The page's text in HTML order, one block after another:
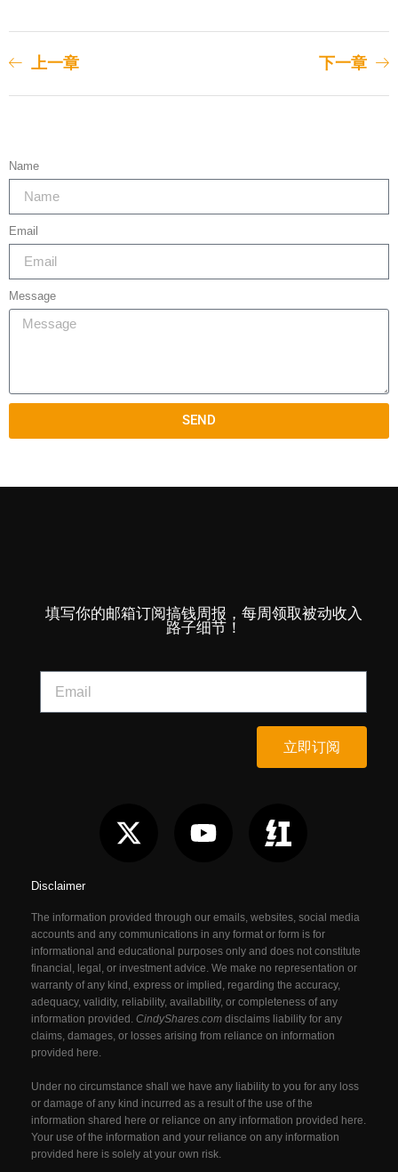
上一章 下一章
Name
Email
Message
SEND
Disclaimer
The information provided through our emails, websites, social media
accounts and any communications in any format or form is for
informational and educational purposes only and does not constitute
financial, legal, or investment advice. We make no representation or
warranty of any kind, express or implied, regarding the accuracy,
adequacy, validity, reliability, availability, or completeness of any
information provided. CindyShares.com disclaims liability for any
claims, damages, or losses arising from reliance on information
provided here.
Under no circumstance shall we have any liability to you for any loss
or damage of any kind incurred as a result of the use of the
information shared here or reliance on any information provided here.
Your use of the information and your reliance on any information
provided here is solely at your own risk.
填写你的邮箱订阅搞钱周报，每周领取被动收入
路子细节！
立即订阅